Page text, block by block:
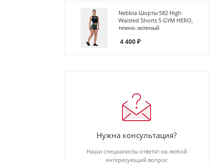
Nebbia Шорты 582 High
Waisted Shorts 5 GYM HERO,
темно-зеленый
4 400₽
Нужна консультация?
Наши специалисты ответят на любой
интересующий вопрос